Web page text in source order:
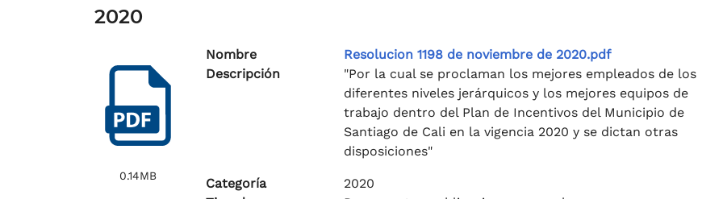
2020
0.14MB
Nombre
Resolucion 1198 de noviembre de 2020.pdf
Descripción
"Por la cual se proclaman los mejores empleados de los
diferentes niveles jerárquicos y los mejores equipos de
trabajo dentro del Plan de Incentivos del Municipio de
Santiago de Cali en la vigencia 2020 y se dictan otras
disposiciones"
Categoría
2020